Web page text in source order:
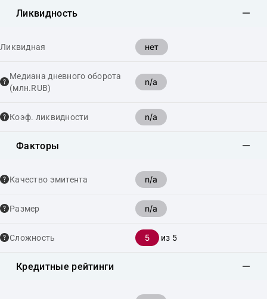
Ликвидность
Ликвидная нет
Медиана дневного оборота
(млн.RUB)
n/a
Коэф. ликвидности n/a
Факторы
Качество эмитента n/a
Размер n/a
Сложность 5 из 5
Кредитные рейтинги